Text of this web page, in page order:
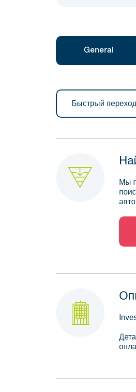
General
Быстрый переход
Мы